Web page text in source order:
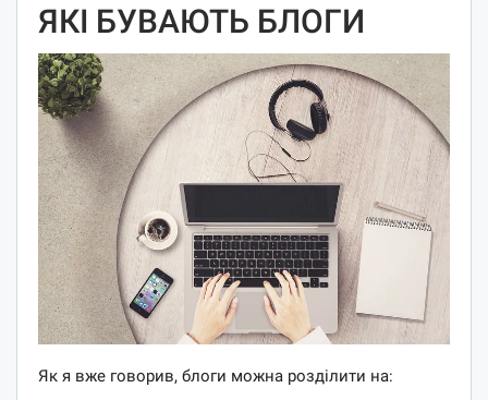
ЯКІ БУВАЮТЬ БЛОГИ
Як я вже говорив, блоги можна розділити на: